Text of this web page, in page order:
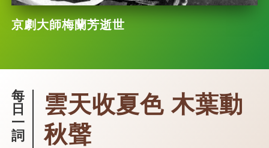
京劇大師梅蘭芳逝世
每
日
一
詞
雲天收夏色 木葉動
秋聲